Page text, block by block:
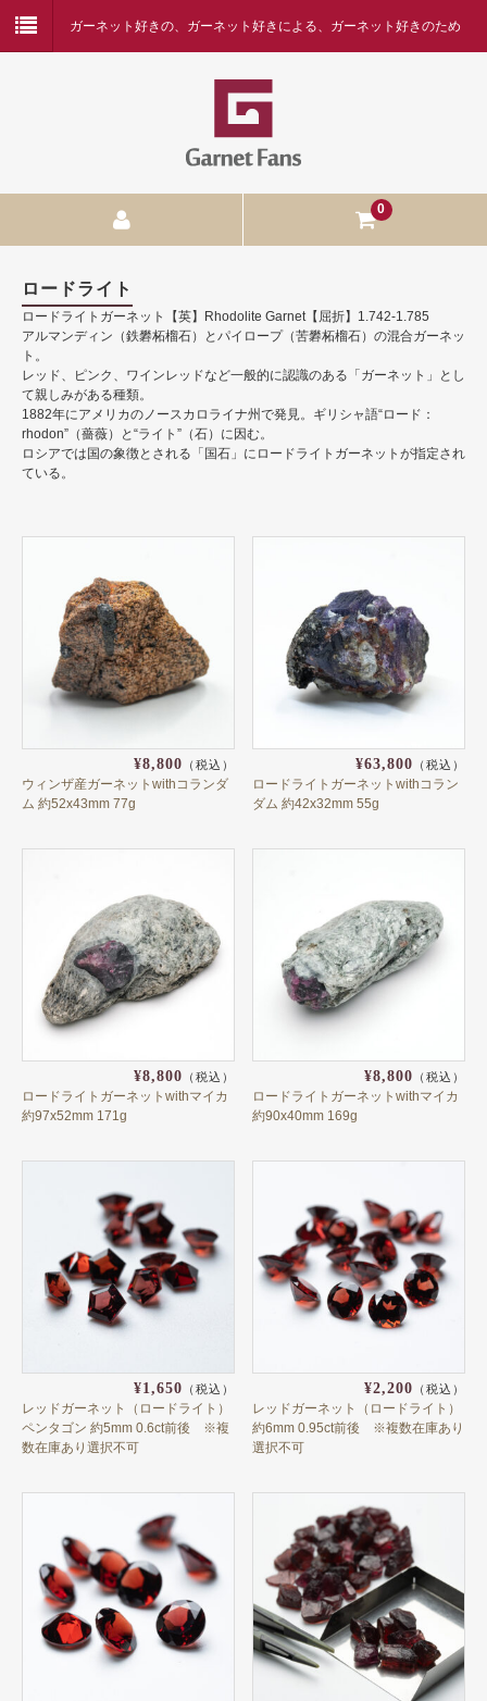
ガーネット好きの、ガーネット好きによる、ガーネット好きのため
の専門店
0
ガーネットの種類
アルマンディン
ウバロバイト
マラヤガーネット
スペサルティン
ツァボライト
デマントイド
ハイドログロッシュラー
ヘソナイト
ロードライト
ガーネットと共生
その他のガーネット
ブラウンレッド系
バイオレット系
ピンク
ブラウンピンク系
ダークブラウン
ブラウンイエロー
ゴールデン
ミントグリーン
ロードライト
ロードライトガーネット【英】Rhodolite Garnet【屈折】1.742-1.785
アルマンディン（鉄礬柘榴石）とパイロープ（苦礬柘榴石）の混合ガーネッ
ト。
レッド、ピンク、ワインレッドなど一般的に認識のある「ガーネット」とし
て親しみがある種類。
1882年にアメリカのノースカロライナ州で発見。ギリシャ語“ロード：
rhodon”（薔薇）と“ライト”（石）に因む。
ロシアでは国の象徴とされる「国石」にロードライトガーネットが指定され
ている。
¥8,800 （税込）
ウィンザ産ガーネットwithコランダ
ム 約52x43mm 77g
¥63,800 （税込）
ロードライトガーネットwithコラン
ダム 約42x32mm 55g
¥8,800 （税込）
ロードライトガーネットwithマイカ
約97x52mm 171g
¥8,800 （税込）
ロードライトガーネットwithマイカ
約90x40mm 169g
¥1,650 （税込）
レッドガーネット（ロードライト）
ペンタゴン 約5mm 0.6ct前後 ※複
数在庫あり選択不可
¥2,200 （税込）
レッドガーネット（ロードライト）
約6mm 0.95ct前後 ※複数在庫あり
選択不可